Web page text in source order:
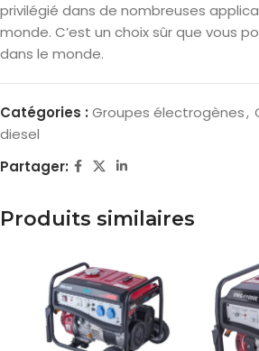
privilégié dans de nombreuses
monde. C’est un choix sûr que vous
dans le monde.
Catégories : Groupes électrogènes,
diesel
Partager:
Produits similaires